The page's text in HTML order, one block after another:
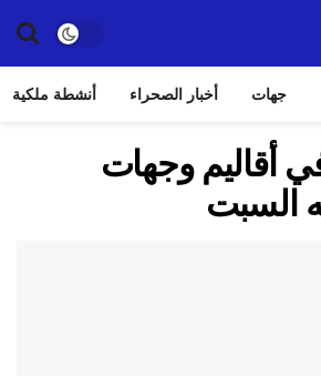
جهات أخبار الصحراء أنشطة ملكية
أقاليم وجهات
السبت